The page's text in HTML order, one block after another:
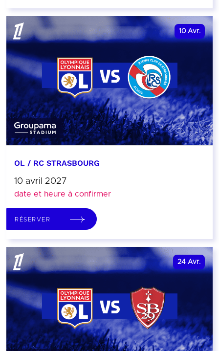
10 Avr.
OL / RC STRASBOURG
10 avril 2027
date et heure à confirmer
RÉSERVER
24 Avr.